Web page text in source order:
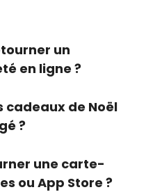
un
en ligne ?
cadeaux de Noël
?
une carte-
ou App Store ?